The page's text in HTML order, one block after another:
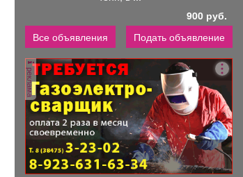
900 руб.
Все объявления
Подать объявление
реклама